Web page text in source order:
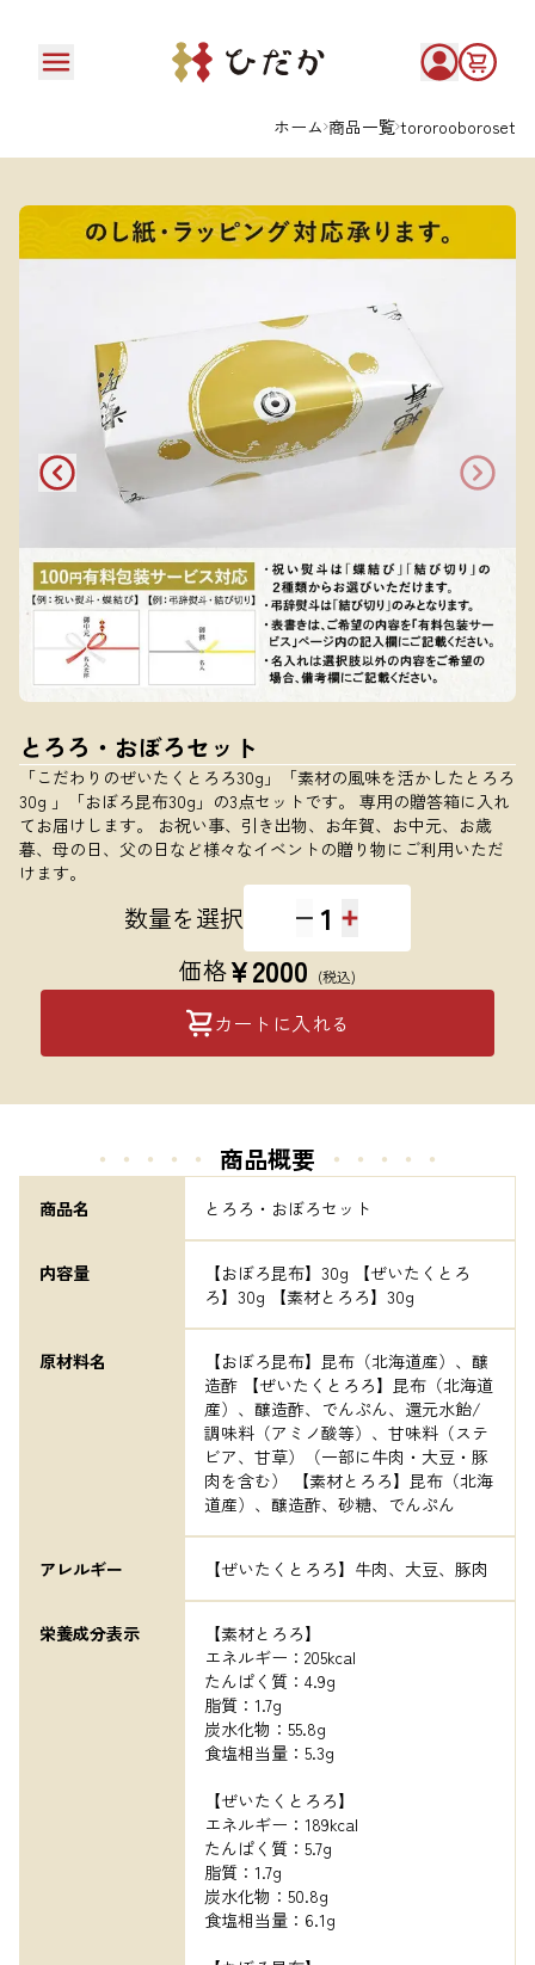
ホーム 商品一覧 tororooboroset
とろろ・おぼろセット
「こだわりのぜいたくとろろ30g」「素材の風味を活かしたとろろ
30g 」「おぼろ昆布30g」の3点セットです。 専用の贈答箱に入れ
てお届けします。 お祝い事、引き出物、お年賀、お中元、お歳
暮、母の日、父の日など様々なイベントの贈り物にご利用いただ
けます。
数量を選択 1
価格¥2000 (税込)
カートに入れる
・・・・・ 商品概要 ・・・・・
商品名 とろろ・おぼろセット
内容量
【おぼろ昆布】30g 【ぜいたくとろ
ろ】30g 【素材とろろ】30g
原材料名
【おぼろ昆布】昆布（北海道産）、醸
造酢 【ぜいたくとろろ】昆布（北海道
産）、醸造酢、でんぷん、還元水飴/
調味料（アミノ酸等）、甘味料（ステ
ビア、甘草）（一部に牛肉・大豆・豚
肉を含む） 【素材とろろ】昆布（北海
道産）、醸造酢、砂糖、でんぷん
アレルギー 【ぜいたくとろろ】牛肉、大豆、豚肉
栄養成分表示
【素材とろろ】
エネルギー：205kcal
たんぱく質：4.9g
脂質：1.7g
炭水化物：55.8g
食塩相当量：5.3g
【ぜいたくとろろ】
エネルギー：189kcal
たんぱく質：5.7g
脂質：1.7g
炭水化物：50.8g
食塩相当量：6.1g